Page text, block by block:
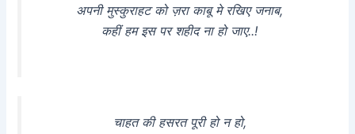
अपनी मुस्कुराहट को ज़रा काबू मे रखिए जनाब,
कहीं हम इस पर शहीद ना हो जाए..!
चाहत की हसरत पूरी हो न हो,